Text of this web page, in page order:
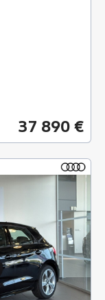
37 890 €